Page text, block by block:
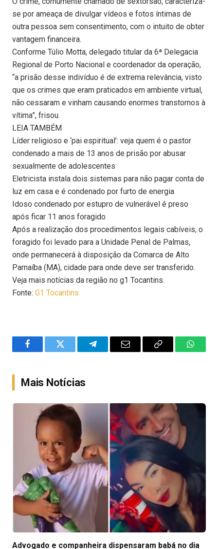
se por ameaça de divulgar vídeos e fotos íntimas de
outra pessoa sem consentimento, com o intuito de obter
vantagem financeira.
Conforme Túlio Motta, delegado titular da 6ª Delegacia
Regional de Porto Nacional e coordenador da operação,
“a prisão desse indivíduo é de extrema relevância, visto
que os crimes que eram praticados em ambiente virtual,
não cessaram e vinham causando enormes transtornos à
vítima”, frisou.
LEIA TAMBÉM
Líder religioso e ‘pai espiritual’: veja quem é o pastor
condenado a mais de 13 anos de prisão por abusar
sexualmente de adolescentes
Eletricista instala dois sistemas para não pagar conta de
luz em casa e é condenado por furto de energia
Idoso condenado por estupro de vulnerável é preso
após ficar 11 anos foragido
Após a realização dos procedimentos legais cabíveis, o
foragido foi levado para a Unidade Penal de Palmas,
onde permanecerá à disposição da Comarca de Alto
Parnaíba (MA), cidade para onde deve ser transferido.
Veja mais notícias da região no g1 Tocantins.
Fonte: G1 Tocantins
FacebookTwitter TelegramEmail
Copy
Mais Notícias
Advogado e companheira dispensaram babá no dia